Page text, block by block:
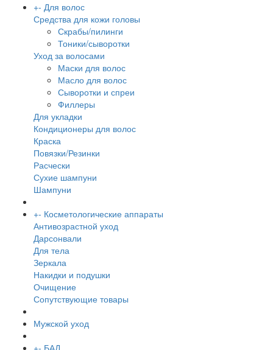
+- Для волос
Средства для кожи головы
Скрабы/пилинги
Тоники/сыворотки
Уход за волосами
Маски для волос
Масло для волос
Сыворотки и спреи
Филлеры
Для укладки
Кондиционеры для волос
Краска
Повязки/Резинки
Расчески
Сухие шампуни
Шампуни
+- Косметологические аппараты
Антивозрастной уход
Дарсонвали
Для тела
Зеркала
Накидки и подушки
Очищение
Сопутствующие товары
Мужской уход
+- БАД